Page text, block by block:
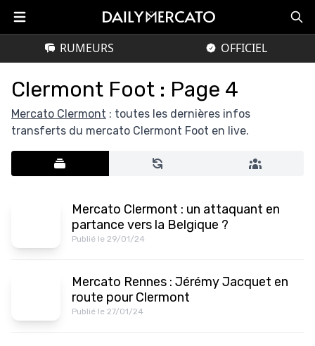
RUMEURS OFFICIEL
Clermont Foot : Page 4
Mercato Clermont : toutes les dernières infos
transferts du mercato Clermont Foot en live.
Mercato Clermont : un attaquant en
partance vers la Belgique ?
Publié le 29/01/24
Mercato Rennes : Jérémy Jacquet en
route pour Clermont
Publié le 27/01/24